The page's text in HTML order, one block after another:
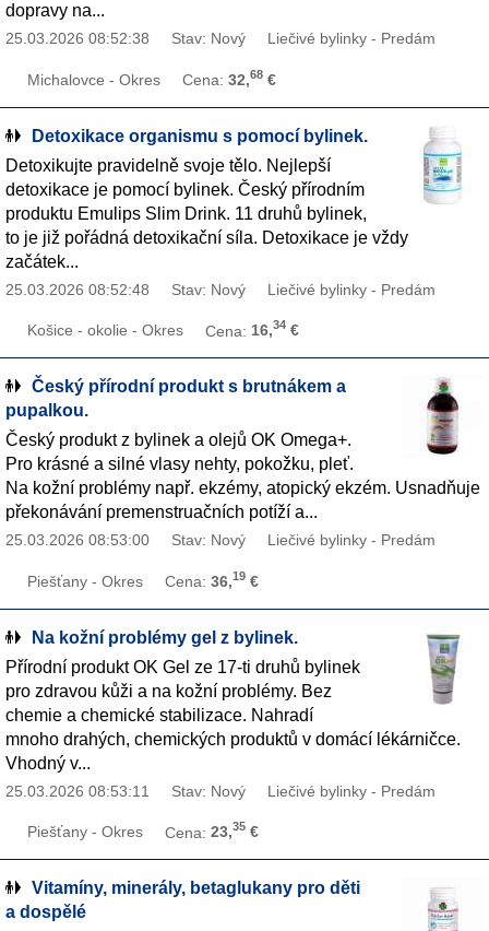
dopravy na...
25.03.2026 08:52:38 Stav: Nový Liečivé bylinky - Predám
Michalovce - Okres Cena: 32,68 €
Detoxikace organismu s pomocí bylinek.
Detoxikujte pravidelně svoje tělo. Nejlepší
detoxikace je pomocí bylinek. Český přírodním
produktu Emulips Slim Drink. 11 druhů bylinek,
to je již pořádná detoxikační síla. Detoxikace je vždy
začátek...
25.03.2026 08:52:48 Stav: Nový Liečivé bylinky - Predám
Košice - okolie - Okres Cena: 16,34 €
Český přírodní produkt s brutnákem a
pupalkou.
Český produkt z bylinek a olejů OK Omega+.
Pro krásné a silné vlasy nehty, pokožku, pleť.
Na kožní problémy např. ekzémy, atopický ekzém. Usnadňuje
překonávání premenstruačních potíží a...
25.03.2026 08:53:00 Stav: Nový Liečivé bylinky - Predám
Piešťany - Okres Cena: 36,19 €
Na kožní problémy gel z bylinek.
Přírodní produkt OK Gel ze 17-ti druhů bylinek
pro zdravou kůži a na kožní problémy. Bez
chemie a chemické stabilizace. Nahradí
mnoho drahých, chemických produktů v domácí lékárničce.
Vhodný v...
25.03.2026 08:53:11 Stav: Nový Liečivé bylinky - Predám
Piešťany - Okres Cena: 23,35 €
Vitamíny, minerály, betaglukany pro děti
a dospělé